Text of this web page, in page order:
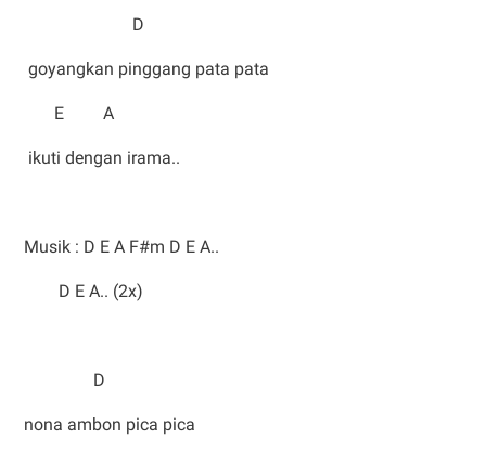
D
goyangkan pinggang pata pata
E A
ikuti dengan irama..
Musik : D E A F#m D E A..
D E A.. (2x)
D
nona ambon pica pica